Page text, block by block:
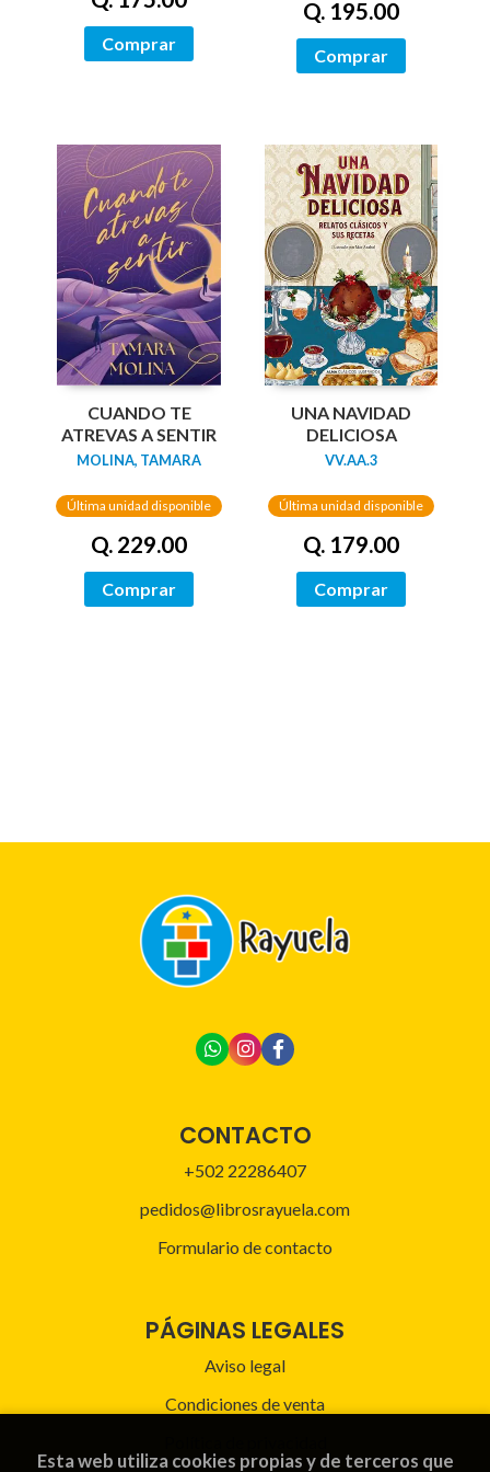
Comprar
Q. 195.00
Comprar
CUANDO TE
ATREVAS A SENTIR
MOLINA, TAMARA
Última unidad disponible
Q. 229.00
Comprar
UNA NAVIDAD
DELICIOSA
VV.AA.3
Última unidad disponible
Q. 179.00
Comprar
CONTACTO
+502 22286407
pedidos@librosrayuela.com
Formulario de contacto
PÁGINAS LEGALES
Aviso legal
Condiciones de venta
Esta web utiliza cookies propias y de terceros que